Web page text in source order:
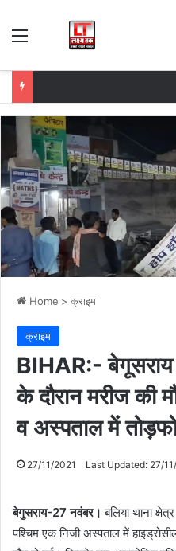
Menu
Home > क्राइम
क्राइम
BIHAR:-
के दौरान मरीज की
व अस्पताल में
27/11/2021 Last Updated: 27/
बेगुसराय-27 नवंबर।बलिया थाना
पश्चिम एक निजी अस्पताल में